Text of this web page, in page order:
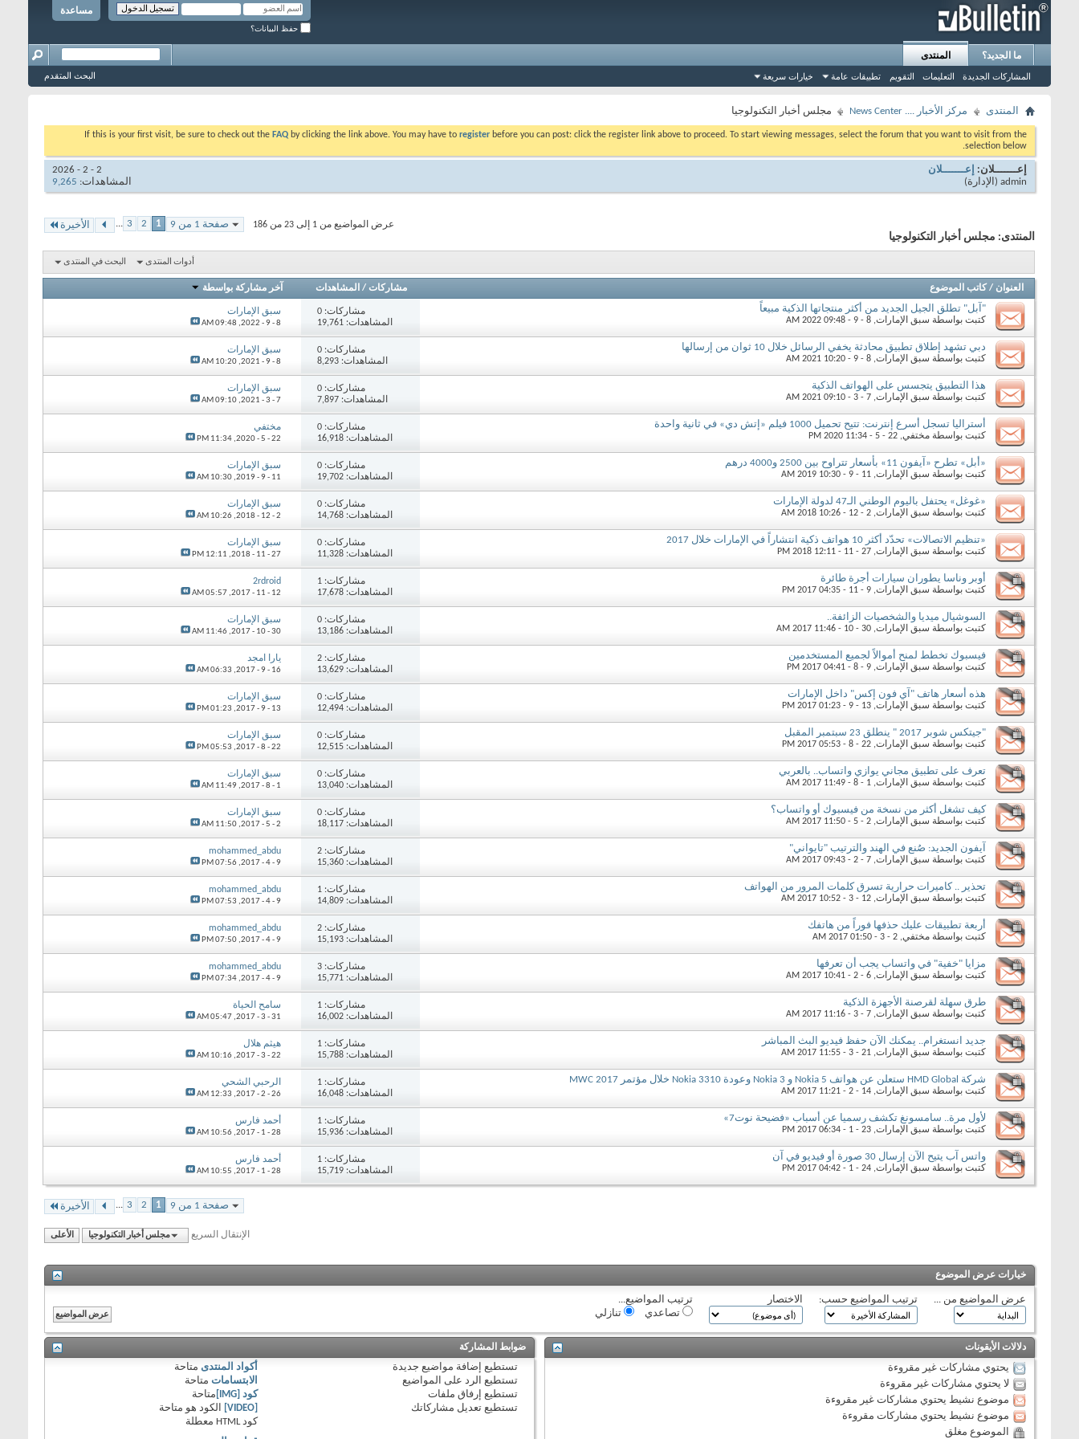
مساعدة
حفظ البيانات؟
ما الجديد؟ المنتدى
المشاركات الجديدة التعليمات التقويم تطبيقات عامة خيارات سريعة البحث المتقدم
المنتدى مركز الأخبار .... News Center مجلس أخبار التكنولوجيا
If this is your first visit, be sure to check out the FAQ by clicking the link above. You may have to register before you can post: click the register link above to proceed. To start viewing messages, select the forum that you want to visit from the
selection below.
إعـــــــلان:
إعـــــــلان
admin ‏(الإدارة)
2 - 2 - 2026
المشاهدات: 9,265
صفحة 1 من 9 1
2
3
... الأخيرة عرض المواضيع من 1 إلى 23 من 186
المنتدى: مجلس أخبار التكنولوجيا
أدوات المنتدى البحث في المنتدى
العنوان / كاتب الموضوع مشاركات / المشاهدات آخر مشاركة بواسطة
"آبل" تطلق الجيل الجديد من أكثر منتجاتها الذكية مبيعاً
كتبت بواسطة سبق الإمارات‏, 8 - 9 - 2022 09:48 AM
مشاركات: 0
المشاهدات: 19,761
سبق الإمارات
8 - 9 - 2022,
09:48 AM
دبي تشهد إطلاق تطبيق محادثة يخفي الرسائل خلال 10 ثوان من إرسالها
كتبت بواسطة سبق الإمارات‏, 8 - 9 - 2021 10:20 AM
مشاركات: 0
المشاهدات: 8,293
سبق الإمارات
8 - 9 - 2021,
10:20 AM
هذا التطبيق يتجسس على الهواتف الذكية
كتبت بواسطة سبق الإمارات‏, 7 - 3 - 2021 09:10 AM
مشاركات: 0
المشاهدات: 7,897
سبق الإمارات
7 - 3 - 2021,
09:10 AM
أستراليا تسجل أسرع إنترنت: تتيح تحميل 1000 فيلم «إتش دي» في ثانية واحدة
كتبت بواسطة مختفي‏, 22 - 5 - 2020 11:34 PM
مشاركات: 0
المشاهدات: 16,918
مختفي
22 - 5 - 2020,
11:34 PM
«أبل» تطرح «آيفون 11» بأسعار تتراوح بين 2500 و4000 درهم
كتبت بواسطة سبق الإمارات‏, 11 - 9 - 2019 10:30 AM
مشاركات: 0
المشاهدات: 19,702
سبق الإمارات
11 - 9 - 2019,
10:30 AM
«غوغل» يحتفل باليوم الوطني الـ47 لدولة الإمارات
كتبت بواسطة سبق الإمارات‏, 2 - 12 - 2018 10:26 AM
مشاركات: 0
المشاهدات: 14,768
سبق الإمارات
2 - 12 - 2018,
10:26 AM
«تنظيم الاتصالات» تحدّد أكثر 10 هواتف ذكية انتشاراً في الإمارات خلال 2017
كتبت بواسطة سبق الإمارات‏, 27 - 11 - 2018 12:11 PM
مشاركات: 0
المشاهدات: 11,328
سبق الإمارات
27 - 11 - 2018,
12:11 PM
أوبر وناسا يطوران سيارات أجرة طائرة
كتبت بواسطة سبق الإمارات‏, 9 - 11 - 2017 04:35 PM
مشاركات: 1
المشاهدات: 17,678
2rdroid
12 - 11 - 2017,
05:57 AM
السوشيال ميديا والشخصيات الزائفة..
كتبت بواسطة سبق الإمارات‏, 30 - 10 - 2017 11:46 AM
مشاركات: 0
المشاهدات: 13,186
سبق الإمارات
30 - 10 - 2017,
11:46 AM
فيسبوك تخطط لمنح أموالاً لجميع المستخدمين
كتبت بواسطة سبق الإمارات‏, 9 - 8 - 2017 04:41 PM
مشاركات: 2
المشاهدات: 13,629
يارا امجد
16 - 9 - 2017,
06:33 AM
هذه أسعار هاتف "آي فون إكس" داخل الإمارات
كتبت بواسطة سبق الإمارات‏, 13 - 9 - 2017 01:23 PM
مشاركات: 0
المشاهدات: 12,494
سبق الإمارات
13 - 9 - 2017,
01:23 PM
"جيتكس شوبر 2017 " ينطلق 23 سبتمبر المقبل
كتبت بواسطة سبق الإمارات‏, 22 - 8 - 2017 05:53 PM
مشاركات: 0
المشاهدات: 12,515
سبق الإمارات
22 - 8 - 2017,
05:53 PM
تعرف على تطبيق مجاني يوازي واتساب.. بالعربي
كتبت بواسطة سبق الإمارات‏, 1 - 8 - 2017 11:49 AM
مشاركات: 0
المشاهدات: 13,040
سبق الإمارات
1 - 8 - 2017,
11:49 AM
كيف تشغل أكثر من نسخة من فيسبوك أو واتساب؟
كتبت بواسطة سبق الإمارات‏, 2 - 5 - 2017 11:50 AM
مشاركات: 0
المشاهدات: 18,117
سبق الإمارات
2 - 5 - 2017,
11:50 AM
آيفون الجديد: صُنع في الهند والترتيب "تايواني"
كتبت بواسطة سبق الإمارات‏, 7 - 2 - 2017 09:43 AM
مشاركات: 2
المشاهدات: 15,360
mohammed_abdu
9 - 4 - 2017,
07:56 PM
تحذير .. كاميرات حرارية تسرق كلمات المرور من الهواتف
كتبت بواسطة سبق الإمارات‏, 12 - 3 - 2017 10:52 AM
مشاركات: 1
المشاهدات: 14,809
mohammed_abdu
9 - 4 - 2017,
07:53 PM
أربعة تطبيقات عليك حذفها فوراً من هاتفك
كتبت بواسطة مختفي‏, 2 - 3 - 2017 01:50 AM
مشاركات: 2
المشاهدات: 15,193
mohammed_abdu
9 - 4 - 2017,
07:50 PM
مزايا "خفية" في واتساب يجب أن تعرفها
كتبت بواسطة سبق الإمارات‏, 6 - 2 - 2017 10:41 AM
مشاركات: 3
المشاهدات: 15,771
mohammed_abdu
9 - 4 - 2017,
07:34 PM
طرق سهلة لقرصنة الأجهزة الذكية
كتبت بواسطة سبق الإمارات‏, 7 - 3 - 2017 11:16 AM
مشاركات: 1
المشاهدات: 16,002
سامح الحياة
31 - 3 - 2017,
05:47 AM
جديد انستغرام.. يمكنك الآن حفظ فيديو البث المباشر
كتبت بواسطة سبق الإمارات‏, 21 - 3 - 2017 11:55 AM
مشاركات: 1
المشاهدات: 15,788
​هيثم هلال
22 - 3 - 2017,
10:16 AM
شركة HMD Global ستعلن عن هواتف Nokia 5 و Nokia 3 وعودة Nokia 3310 خلال مؤتمر MWC 2017
كتبت بواسطة سبق الإمارات‏, 14 - 2 - 2017 11:21 AM
مشاركات: 1
المشاهدات: 16,048
الرحبي الشحي
26 - 2 - 2017,
12:33 AM
لأول مرة.. سامسونغ تكشف رسميا عن أسباب «فضيحة نوت7»
كتبت بواسطة سبق الإمارات‏, 23 - 1 - 2017 06:34 PM
مشاركات: 1
المشاهدات: 15,936
أحمد فارس
28 - 1 - 2017,
10:56 AM
واتس آب يتيح الآن إرسال 30 صورة أو فيديو في آن
كتبت بواسطة سبق الإمارات‏, 24 - 1 - 2017 04:42 PM
مشاركات: 1
المشاهدات: 15,719
أحمد فارس
28 - 1 - 2017,
10:55 AM
صفحة 1 من 9 1
2
3
... الأخيرة
الإنتقال السريع مجلس أخبار التكنولوجيا الأعلى
خيارات عرض الموضوع
عرض المواضيع من ... ترتيب المواضيع حسب: الاختصار
ترتيب المواضيع...
تصاعدي
تنازلي
دلالات الأيقونات
يحتوي مشاركات غير مقروءة
لا يحتوي مشاركات غير مقروءة
موضوع نشيط يحتوي مشاركات غير مقروءة
موضوع نشيط يحتوي مشاركات مقروءة
الموضوع مغلق
ضوابط المشاركة
تستطيعإضافة مواضيع جديدة
تستطيعالرد على المواضيع
تستطيعإرفاق ملفات
تستطيعتعديل مشاركاتك
أكواد المنتدى متاحة
الابتسامات متاحة
كود [IMG]
متاحة
[VIDEO]
الكود هو متاحة
كود HTML
معطلة